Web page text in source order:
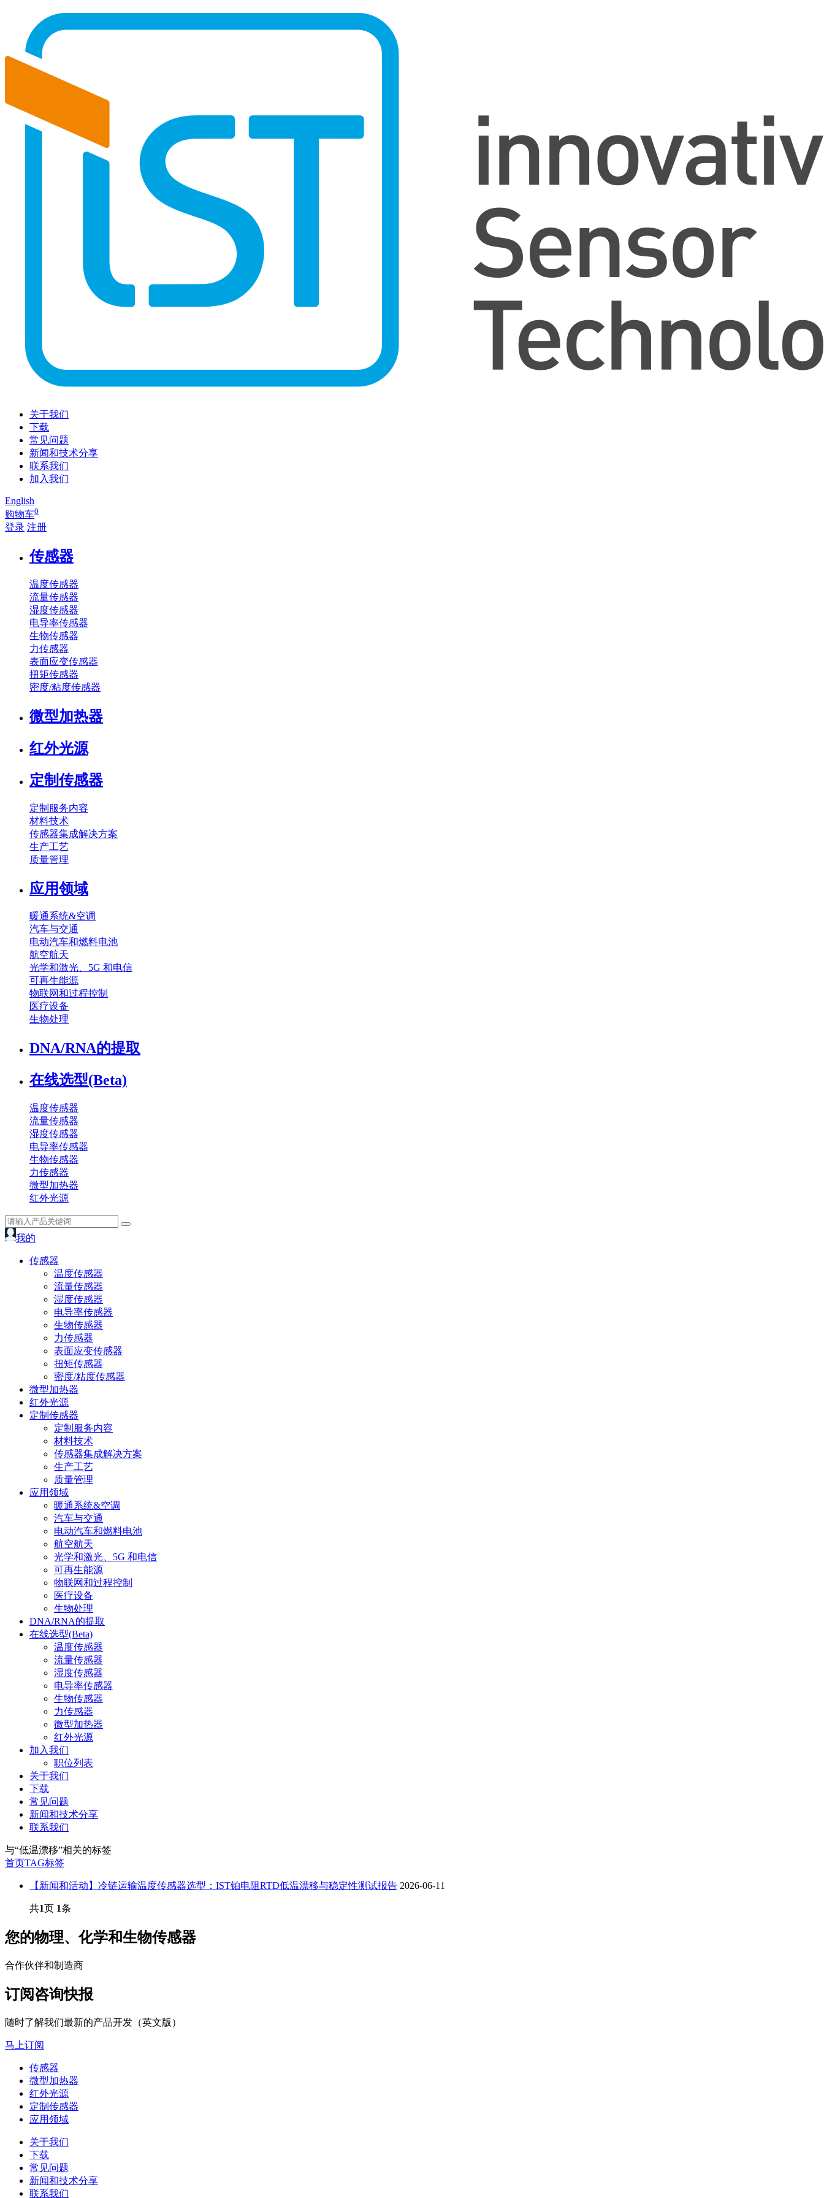
关于我们
下载
常见问题
新闻和技术分享
联系我们
加入我们
English
购物车0
登录 注册
传感器
温度传感器
流量传感器
湿度传感器
电导率传感器
生物传感器
力传感器
表面应变传感器
扭矩传感器
密度/粘度传感器
微型加热器
红外光源
定制传感器
定制服务内容
材料技术
传感器集成解决方案
生产工艺
质量管理
应用领域
暖通系统&空调
汽车与交通
电动汽车和燃料电池
航空航天
光学和激光、5G 和电信
可再生能源
物联网和过程控制
医疗设备
生物处理
DNA/RNA的提取
在线选型(Beta)
温度传感器
流量传感器
湿度传感器
电导率传感器
生物传感器
力传感器
微型加热器
红外光源
我的
传感器
温度传感器
流量传感器
湿度传感器
电导率传感器
生物传感器
力传感器
表面应变传感器
扭矩传感器
密度/粘度传感器
微型加热器
红外光源
定制传感器
定制服务内容
材料技术
传感器集成解决方案
生产工艺
质量管理
应用领域
暖通系统&空调
汽车与交通
电动汽车和燃料电池
航空航天
光学和激光、5G 和电信
可再生能源
物联网和过程控制
医疗设备
生物处理
DNA/RNA的提取
在线选型(Beta)
温度传感器
流量传感器
湿度传感器
电导率传感器
生物传感器
力传感器
微型加热器
红外光源
加入我们
职位列表
关于我们
下载
常见问题
新闻和技术分享
联系我们
与“低温漂移”相关的标签
首页TAG标签
【新闻和活动】冷链运输温度传感器选型：IST铂电阻RTD低温漂移与稳定性测试报告 2026-06-11
共1页 1条
您的物理、化学和生物传感器
合作伙伴和制造商
订阅咨询快报
随时了解我们最新的产品开发（英文版）
马上订阅
传感器
微型加热器
红外光源
定制传感器
应用领域
关于我们
下载
常见问题
新闻和技术分享
联系我们